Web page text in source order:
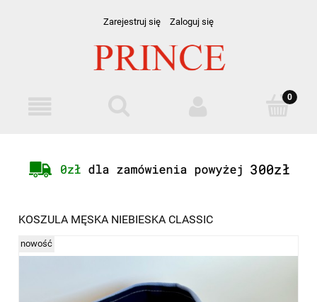
Zarejestruj się Zaloguj się
KOSZULA MĘSKA NIEBIESKA CLASSIC
nowość